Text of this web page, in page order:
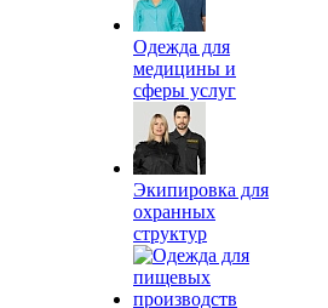
Одежда для
медицины и
сферы услуг
Экипировка для
охранных
структур